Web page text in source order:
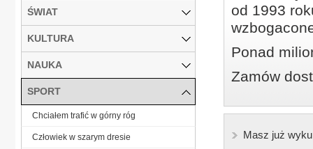
od 1993
Ponad
Zamów
Masz już
ŚWIAT
KULTURA
NAUKA
SPORT
Chciałem trafić w górny róg
Człowiek w szarym dresie